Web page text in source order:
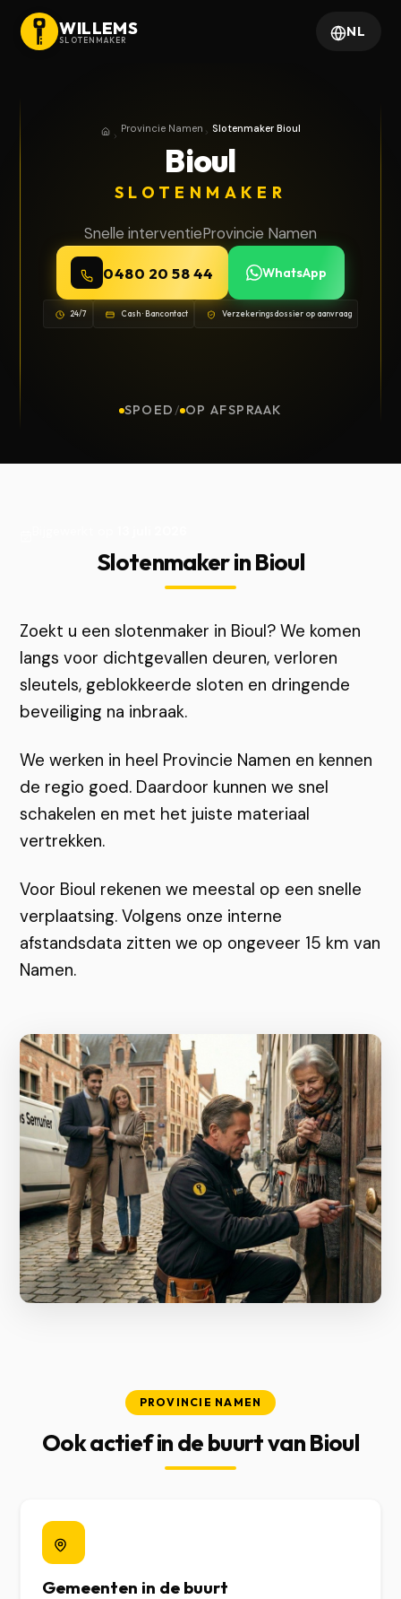
WILLEMS
SLOTENMAKER NL
HomeProvincie Namen
Provincie Namen Slotenmaker Bioul
Bioul
SLOTENMAKER
Snelle interventieProvincie Namen
0480 20 58 44 WhatsApp
24/7 Cash · Bancontact Verzekeringsdossier op aanvraag
SPOED / OP AFSPRAAK
Slotenmaker in Bioul
Zoekt u een slotenmaker in Bioul? We komen
langs voor dichtgevallen deuren, verloren
sleutels, geblokkeerde sloten en dringende
beveiliging na inbraak.
We werken in heel Provincie Namen en kennen
de regio goed. Daardoor kunnen we snel
schakelen en met het juiste materiaal
vertrekken.
Voor Bioul rekenen we meestal op een snelle
verplaatsing. Volgens onze interne
afstandsdata zitten we op ongeveer 15 km van
Namen.
PROVINCIE NAMEN
Ook actief in de buurt van Bioul
Gemeenten in de buurt